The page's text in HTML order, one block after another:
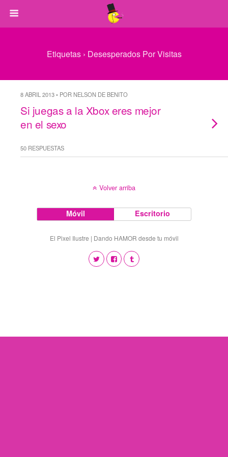
Etiquetas › Desesperados Por Visitas
8 ABRIL 2013 • POR NELSON DE BENITO
Si juegas a la Xbox eres mejor
en el sexo
50 RESPUESTAS
Volver arriba
Móvil Escritorio
El Pixel Ilustre | Dando HAMOR desde tu móvil